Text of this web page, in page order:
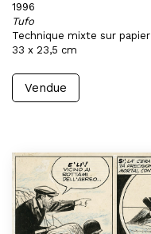
1996
Tufo
Technique mixte sur papier
33 x 23,5 cm
Vendue